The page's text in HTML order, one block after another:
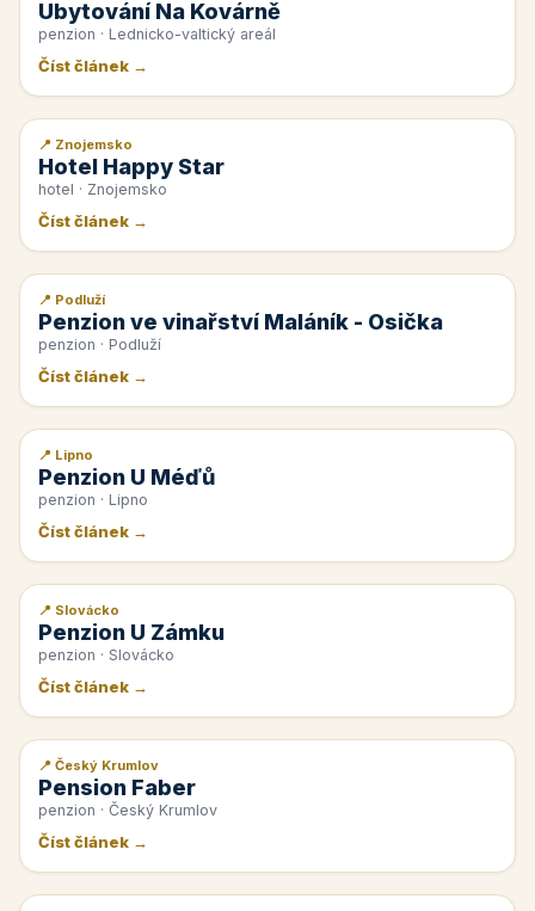
Ubytování Na Kovárně
penzion · Lednicko-valtický areál
Číst článek →
📰 PR článek
📍 Znojemsko
Hotel Happy Star
hotel · Znojemsko
Číst článek →
📰 PR článek
📍 Podluží
Penzion ve vinařství Maláník - Osička
penzion · Podluží
Číst článek →
📰 PR článek
📍 Lipno
Penzion U Méďů
penzion · Lipno
Číst článek →
📰 PR článek
📍 Slovácko
Penzion U Zámku
penzion · Slovácko
Číst článek →
📰 PR článek
📍 Český Krumlov
Pension Faber
penzion · Český Krumlov
Číst článek →